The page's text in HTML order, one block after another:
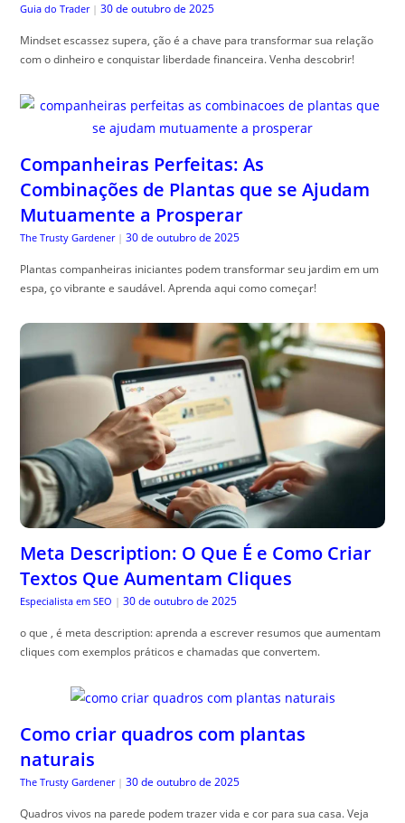
Guia do Trader | 30 de outubro de 2025
Mindset escassez supera, ção é a chave para transformar sua relação
com o dinheiro e conquistar liberdade financeira. Venha descobrir!
Companheiras Perfeitas: As
Combinações de Plantas que se Ajudam
Mutuamente a Prosperar
The Trusty Gardener | 30 de outubro de 2025
Plantas companheiras iniciantes podem transformar seu jardim em um
espa, ço vibrante e saudável. Aprenda aqui como começar!
Meta Description: O Que É e Como Criar
Textos Que Aumentam Cliques
Especialista em SEO | 30 de outubro de 2025
o que , é meta description: aprenda a escrever resumos que aumentam
cliques com exemplos práticos e chamadas que convertem.
Como criar quadros com plantas
naturais
The Trusty Gardener | 30 de outubro de 2025
Quadros vivos na parede podem trazer vida e cor para sua casa. Veja